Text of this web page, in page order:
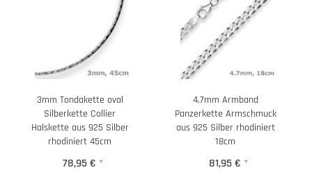
3mm Tondakette oval
Silberkette Collier
Halskette aus 925 Silber
rhodiniert 45cm
78,95 € *
4,7mm Armband
Panzerkette Armschmuck
aus 925 Silber rhodiniert
18cm
81,95 € *